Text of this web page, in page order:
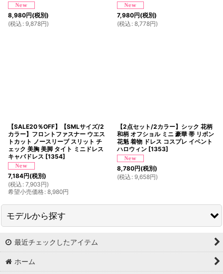
8,980円(税別)
(税込 : 9,878円)
7,980円(税別)
(税込 : 8,778円)
【SALE20％OFF】【SMLサイズ/2
カラー】フロントファスナー ウエス
トカット ノースリーブ スリット チ
ェック 美胸 美脚 タイト ミニドレス
キャバドレス [1354]
7,184円(税別)
(税込 : 7,903円)
希望小売価格: 8,980円
【2点セット/2カラー】シック 花柄
和柄 オフショル ミニ 豪華 帯 リボン
花魁 着物 ドレス コスプレ イベント
ハロウィン [1353]
8,780円(税別)
(税込 : 9,658円)
モデルから探す
PyunA.(ぴょな)
浦西ひかる
最近チェックしたアイテム
ホーム